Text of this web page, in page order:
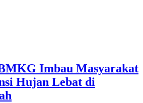
Imbau Masyarakat
Hujan Lebat di